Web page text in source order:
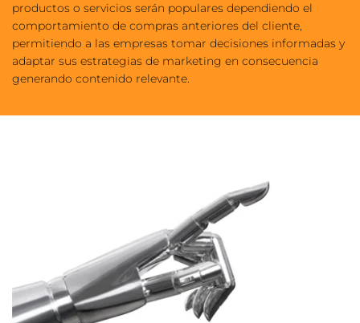
productos o servicios serán populares dependiendo el
comportamiento de compras anteriores del cliente,
permitiendo a las empresas tomar decisiones informadas y
adaptar sus estrategias de marketing en consecuencia
generando contenido relevante.